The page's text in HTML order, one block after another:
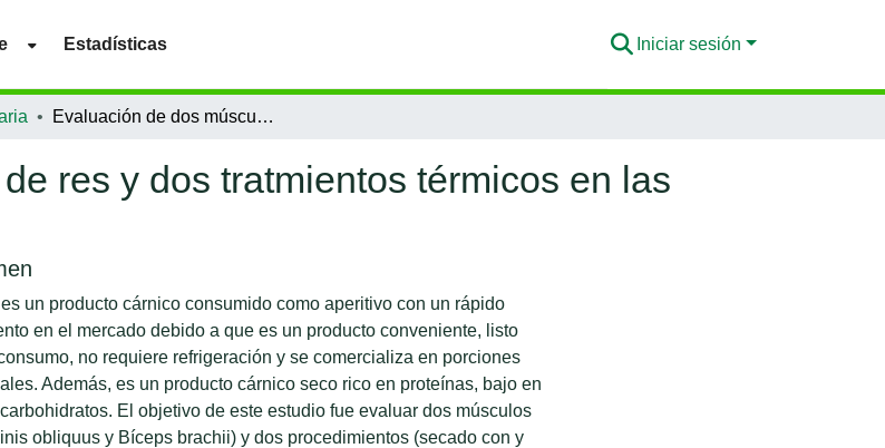
Estadísticas Iniciar sesión
Evaluación de dos músculos de res y dos tratmientos térmicos en las caracteristicas de un jerky
res y dos tratmientos térmicos en las
un producto cárnico consumido como aperitivo con un rápido
en el mercado debido a que es un producto conveniente, listo
no requiere refrigeración y se comercializa en porciones
Además, es un producto cárnico seco rico en proteínas, bajo en
El objetivo de este estudio fue evaluar dos músculos
obliquus y Bíceps brachii) y dos procedimientos (secado con y